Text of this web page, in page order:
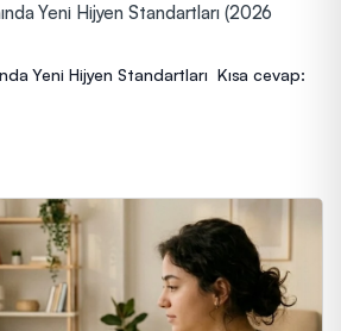
Yeni Hijyen Standartları (2026
Yeni Hijyen Standartları Kısa cevap: